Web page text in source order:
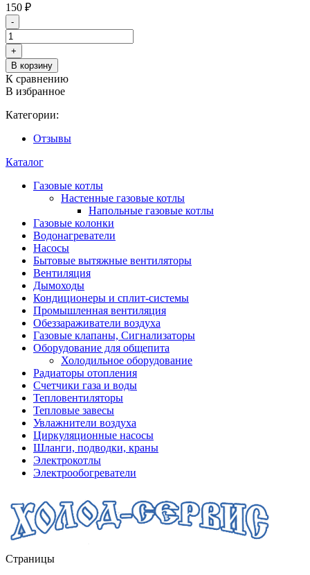
150 ₽
-
+
В корзину
К сравнению
В избранное
Категории:
Отзывы
Каталог
Газовые котлы
Настенные газовые котлы
Напольные газовые котлы
Газовые колонки
Водонагреватели
Насосы
Бытовые вытяжные вентиляторы
Вентиляция
Дымоходы
Кондиционеры и сплит-системы
Промышленная вентиляция
Обеззараживатели воздуха
Газовые клапаны, Сигнализаторы
Оборудование для общепита
Холодильное оборудование
Радиаторы отопления
Счетчики газа и воды
Тепловентиляторы
Тепловые завесы
Увлажнители воздуха
Циркуляционные насосы
Шланги, подводки, краны
Электрокотлы
Электрообогреватели
Страницы